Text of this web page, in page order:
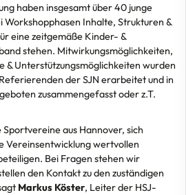
haben insgesamt über 40 junge
Workshopphasen Inhalte, Strukturen &
eine zeitgemäße Kinder- &
stehen. Mitwirkungsmöglichkeiten,
& Unterstützungsmöglichkeiten wurden
der SJN erarbeitet und in
zusammengefasst oder z.T.
aus Hannover, sich
Vereinsentwicklung wertvollen
Bei Fragen stehen wir
den Kontakt zu den zuständigen
Markus Köster, Leiter der HSJ-